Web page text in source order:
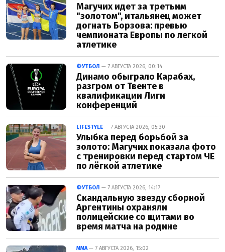
Магучих идет за третьим
"золотом", итальянец может
догнать Борзова: превью
чемпионата Европы по легкой
атлетике
ФУТБОЛ — 7 АВГУСТА 2026, 00:14
Динамо обыграло Карабах,
разгром от Твенте в
квалификации Лиги
конференций
LIFESTYLE — 7 АВГУСТА 2026, 05:30
Улыбка перед борьбой за
золото: Магучих показала фото
с тренировки перед стартом ЧЕ
по лёгкой атлетике
ФУТБОЛ — 7 АВГУСТА 2026, 14:17
Скандальную звезду сборной
Аргентины охраняли
полицейские со щитами во
время матча на родине
ММА— 7 АВГУСТА 2026, 15:02